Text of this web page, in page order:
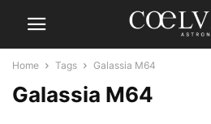
Home Tags Galassia M64
Galassia M64